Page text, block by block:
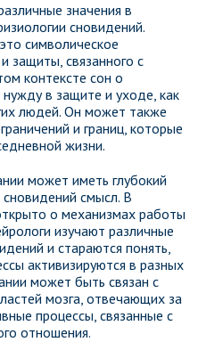
значения в
сновидений.
символическое
защиты, связанного с
контексте сон о
в защите и уходе, как
людей. Он может также
и границ, которые
жизни.
может иметь глубокий
смысл. В
о механизмах работы
изучают различные
и стараются понять,
активизируются в разных
может быть связан с
мозга, отвечающих за
процессы, связанные с
отношения.